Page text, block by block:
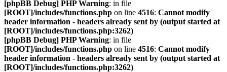
[phpBB Debug] PHP Warning: in file
[ROOT]/includes/functions.php on line 4516: Cannot modify
header information - headers already sent by (output started at
[ROOT]/includes/functions.php:3262)
[phpBB Debug] PHP Warning: in file
[ROOT]/includes/functions.php on line 4516: Cannot modify
header information - headers already sent by (output started at
[ROOT]/includes/functions.php:3262)